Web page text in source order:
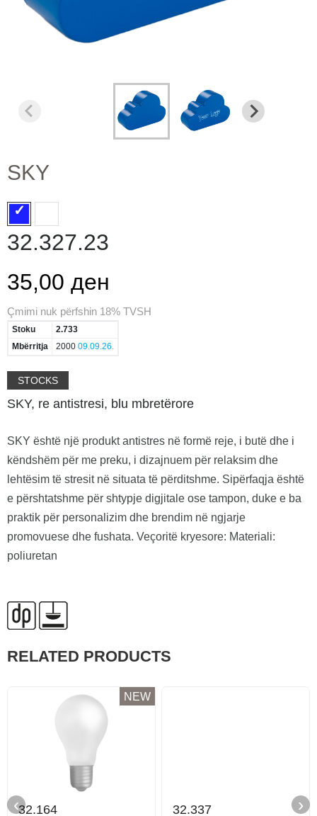
SKY
32.327.23
35,00 ден
Çmimi nuk përfshin 18% TVSH
Stoku
2.733
Mbërritja
2000 09.09.26.
STOCKS
SKY, re antistresi, blu mbretërore
SKY është një produkt antistres në formë reje, i butë dhe i
këndshëm për me preku, i dizajnuem për relaksim dhe
lehtësim të stresit në situata të përditshme. Sipërfaqja është
e përshtatshme për shtypje digjitale ose tampon, duke e ba
praktik për personalizim dhe brendim në ngjarje
promovuese dhe fushata. Veçoritë kryesore: Materiali:
poliuretan
RELATED PRODUCTS
NEW
32.164
32.337
‹ ›